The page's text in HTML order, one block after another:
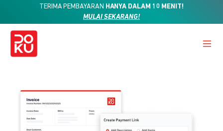
TERIMA PEMBAYARAN HANYA DALAM 10 MENIT!
MULAI SEKARANG!